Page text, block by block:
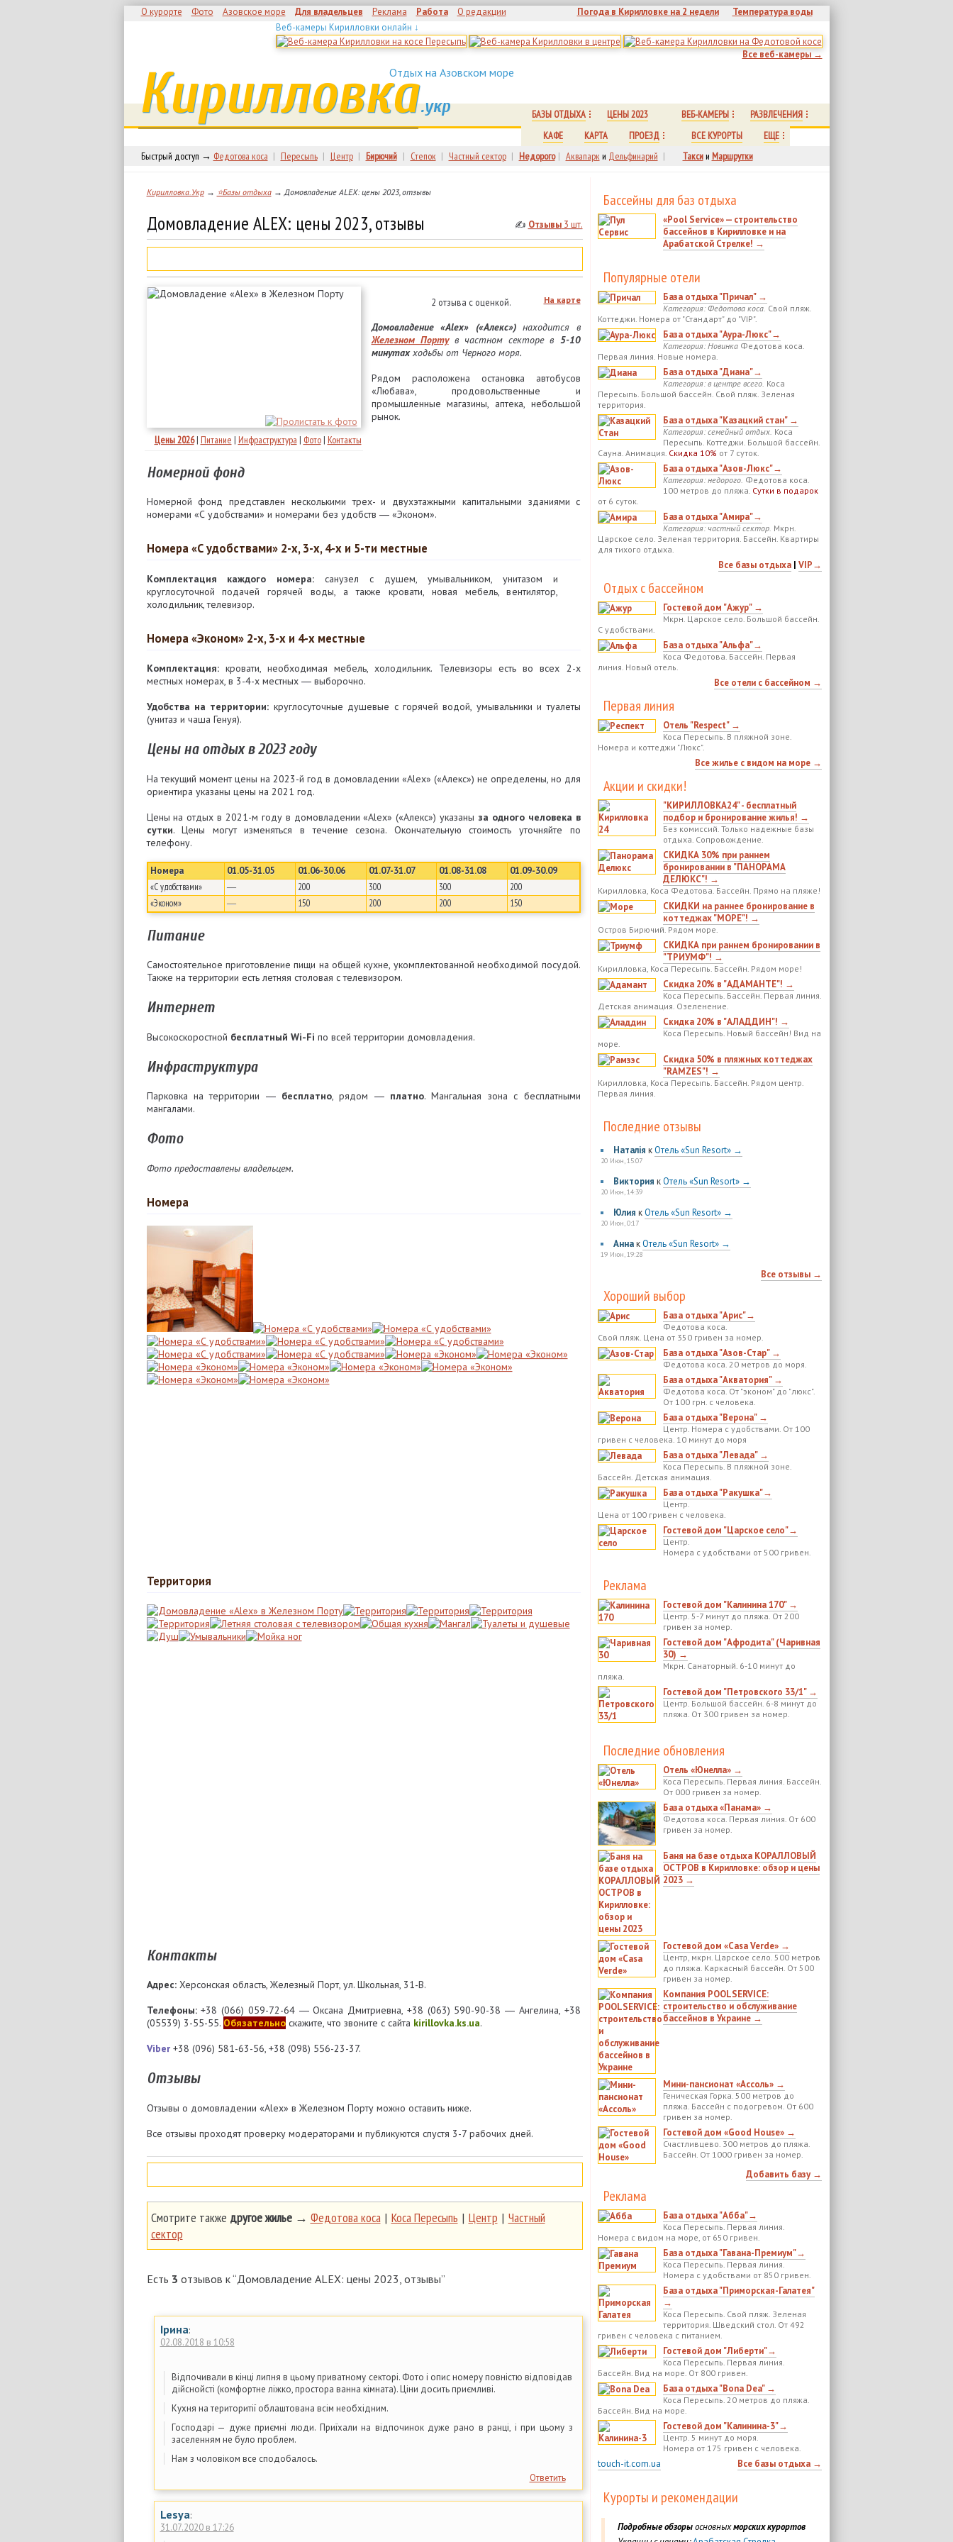
О курорте Фото Азовское море Для владельцев Реклама Работа О редакции Погода в Кирилловке на 2 недели
Температура воды
Веб-камеры Кирилловки онлайн ↓
Все веб-камеры →
Отдых на Азовском море
Кирилловка.укр БАЗЫ ОТДЫХА ЦЕНЫ 2023 ВЕБ-КАМЕРЫ
РАЗВЛЕЧЕНИЯ
КАФЕ
КАРТА ПРОЕЗД ВСЕ КУРОРТЫ
ЕЩЕ
Быстрый доступ → Федотова коса | Пересыпь | Центр | Бирючий | Степок | Частный сектор | Недорого | Аквапарки Дельфинарий | Таксии Маршрутки
Кирилловка.Укр→ ⭐Базы отдыха→ Домовладение ALEX: цены 2023, отзывы
✍ Отзывы3 шт.
Домовладение ALEX: цены 2023, отзывы
Цены 2026| Питание | Инфраструктура | Фото| Контакты
На карте
2 отзыва с оценкой.
Домовладение «Alex» («Алекс»)находится в
Железном Портув частном секторе в 5-10
минутахходьбы от Черного моря.
Рядом расположена остановка автобусов
«Любава», продовольственные и
промышленные магазины, аптека, небольшой
рынок.
Номерной фонд
Номерной фонд представлен несколькими трех- и двухэтажными капитальными зданиями с
номерами «С удобствами» и номерами без удобств ― «Эконом».
Номера «С удобствами» 2-х, 3-х, 4-х и 5-ти местные
Комплектация каждого номера: санузел с душем, умывальником, унитазом и
круглосуточной подачей горячей воды, а также кровати, новая мебель, вентилятор,
холодильник, телевизор.
Номера «Эконом» 2-х, 3-х и 4-х местные
Комплектация:кровати, необходимая мебель, холодильник. Телевизоры есть во всех 2-х
местных номерах, в 3-4-х местных ― выборочно.
Удобства на территории: круглосуточные душевые с горячей водой, умывальники и туалеты
(унитаз и чаша Генуя).
Цены на отдых в 2023 году
На текущий момент цены на 2023-й год в домовладении «Alex» («Алекс») не определены, но для
ориентира указаны цены на 2021 год.
Цены на отдых в 2021-м году в домовладении «Alex» («Алекс») указаны за одного человека в
сутки. Цены могут изменяться в течение сезона. Окончательную стоимость уточняйте по
телефону.
Номера 01.05-31.05 01.06-30.06 01.07-31.07 01.08-31.08
01.09-30.09
«С удобствами»
― 200 300 300
200
«Эконом»
― 150 200 200 150
Питание
Самостоятельное приготовление пищи на общей кухне, укомплектованной необходимой посудой.
Также на территории есть летняя столовая с телевизором.
Интернет
Высокоскоростной бесплатный Wi-Fi по всей территории домовладения.
Инфраструктура
Парковка на территории ― бесплатно, рядом ― платно. Мангальная зона с бесплатными
мангалами.
Фото
Фото предоставлены владельцем.
Номера
Территория
Контакты
Адрес:Херсонская область, Железный Порт, ул. Школьная, 31-В.
Телефоны:+38 (066) 059-72-64 ― Оксана Дмитриевна, +38 (063) 590-90-38 ― Ангелина, +38
(05539) 3-55-55. Обязательноскажите, что звоните с сайта kirillovka.ks.ua.
Viber+38 (096) 581-63-56, +38 (098) 556-23-37.
Отзывы
Отзывы о домовладении «Alex» в Железном Порту можно оставить ниже.
Все отзывы проходят проверку модераторами и публикуются спустя 3-7 рабочих дней.
Смотрите также другое жилье→ Федотова коса | Коса Пересыпь | Центр | Частный
сектор
Есть 3 отзывов к “Домовладение ALEX: цены 2023, отзывы”
Ірина:
02.08.2018 в 10:58
Відпочивали в кінці липня в цьому приватному секторі. Фото і опис номеру повністю відповідав
дійснойсті (комфортне ліжко, простора ванна кімната). Ціни досить приємливі.
Кухня на територитії облаштована всім необхідним.
Господарі — дуже приємні люди. Приїхали на відпочинок дуже рано в ранці, і при цьому з
заселенням не було проблем.
Нам з чоловіком все сподобалось.
Ответить
Lesya:
31.07.2020 в 17:26
Бассейны для баз отдыха
«Pool Service» — строительство
бассейнов в Кирилловке и на
Арабатской Стрелке! →
Популярные отели
База отдыха "Причал" →
Категория: Федотова коса. Свой пляж.
Коттеджи. Номера от "Стандарт" до "VIP".
База отдыха "Аура-Люкс"→
Категория: НовинкаФедотова коса.
Первая линия. Новые номера.
База отдыха "Диана"→
Категория: в центре всего. Коса
Пересыпь. Большой бассейн. Свой пляж. Зеленая
территория.
База отдыха "Казацкий стан" →
Категория: семейный отдых. Коса
Пересыпь. Коттеджи. Большой бассейн.
Сауна. Анимация. Скидка 10% от 7 суток.
База отдыха "Азов-Люкс"→
Категория: недорого. Федотова коса.
100 метров до пляжа. Сутки в подарок
от 6 суток.
База отдыха "Амира"→
Категория: частный сектор. Мкрн.
Царское село. Зеленая территория. Бассейн. Квартиры
для тихого отдыха.
Все базы отдыха| VIP→
Отдых с бассейном
Гостевой дом "Ажур" →
Мкрн. Царское село. Большой бассейн.
С удобствами.
База отдыха "Альфа"→
Коса Федотова. Бассейн. Первая
линия. Новый отель.
Все отели с бассейном →
Первая линия
Отель "Respect" →
Коса Пересыпь. В пляжной зоне.
Номера и коттеджи "Люкс".
Все жилье с видом на море →
Акции и скидки!
"КИРИЛЛОВКА24" - бесплатный
подбор и бронирование жилья! →
Без комиссий. Только надежные базы
отдыха. Сопровождение.
СКИДКА 30% при раннем
бронировании в "ПАНОРАМА
ДЕЛЮКС"! →
Кирилловка, Коса Федотова. Бассейн. Прямо на пляже!
СКИДКИ на раннее бронирование в
коттеджах "МОРЕ"! →
Остров Бирючий. Рядом море.
СКИДКА при раннем бронировании в
"ТРИУМФ"! →
Кирилловка, Коса Пересыпь. Бассейн. Рядом море!
Скидка 20% в "АДАМАНТЕ"! →
Коса Пересыпь. Бассейн. Первая линия.
Детская анимация. Озеленение.
Скидка 20% в "АЛАДДИН"! →
Коса Пересыпь. Новый бассейн! Вид на
море.
Скидка 50% в пляжных коттеджах
"RAMZES"! →
Кирилловка, Коса Пересыпь. Бассейн. Рядом центр.
Первая линия.
Последние отзывы
Наталія кОтель «Sun Resort» →
20 Июн, 15:07
Виктория кОтель «Sun Resort» →
20 Июн, 14:39
Юлия кОтель «Sun Resort» →
20 Июн, 0:17
АннакОтель «Sun Resort» →
19 Июн, 19:28
Все отзывы →
Хороший выбор
База отдыха "Арис"→
Федотова коса.
Свой пляж. Цена от 350 гривен за номер.
База отдыха "Азов-Стар" →
Федотова коса. 20 метров до моря.
База отдыха "Акватория" →
Федотова коса. От "эконом" до "люкс".
От 100 грн. с человека.
База отдыха "Верона" →
Центр. Номера с удобствами. От 100
гривен с человека. 10 минут до моря
База отдыха "Левада" →
Коса Пересыпь. В пляжной зоне.
Бассейн. Детская анимация.
База отдыха "Ракушка"→
Центр.
Цена от 100 гривен с человека.
Гостевой дом "Царское село"→
Центр.
Номера с удобствами от 500 гривен.
Реклама
Гостевой дом "Калинина 170" →
Центр. 5-7 минут до пляжа. От 200
гривен за номер.
Гостевой дом "Афродита" (Чаривная
30) →
Мкрн. Санаторный. 6-10 минут до
пляжа.
Гостевой дом "Петровского 33/1" →
Центр. Большой бассейн. 6-8 минут до
пляжа. От 300 гривен за номер.
Последние обновления
Отель «Юнелла» →
Коса Пересыпь. Первая линия. Бассейн.
От 000 гривен за номер.
База отдыха «Панама» →
Федотова коса. Первая линия. От 600
гривен за номер.
Баня на базе отдыха КОРАЛЛОВЫЙ
ОСТРОВ в Кирилловке: обзор и цены
2023 →
Гостевой дом «Casa Verde» →
Центр, мкрн. Царское село. 500 метров
до пляжа. Каркасный бассейн. От 500
гривен за номер.
Компания POOLSERVICE:
строительство и обслуживание
бассейнов в Украине →
Мини-пансионат «Ассоль» →
Геническая Горка. 500 метров до
пляжа. Бассейн с подогревом. От 600
гривен за номер.
Гостевой дом «Good House» →
Счастливцево. 300 метров до пляжа.
Бассейн. От 1000 гривен за номер.
Добавить базу →
Реклама
База отдыха "Абба"→
Коса Пересыпь. Первая линия.
Номера с видом на море, от 650 гривен.
База отдыха "Гавана-Премиум"→
Коса Пересыпь. Первая линия.
Номера с удобствами от 850 гривен.
База отдыха "Приморская-Галатея"
→
Коса Пересыпь. Свой пляж. Зеленая
территория. Шведский стол. От 492
гривен с человека с питанием.
Гостевой дом "Либерти"→
Коса Пересыпь. Первая линия.
Бассейн. Вид на море. От 800 гривен.
База отдыха "Bona Dea" →
Коса Пересыпь. 20 метров до пляжа.
Бассейн. Вид на море.
Гостевой дом "Калинина-3"→
Центр. 5 минут до моря.
Номера от 175 гривен с человека.
Все базы отдыха →
touch-it.com.ua
Курорты и рекомендации
Подробные обзорыосновныхморских курортов